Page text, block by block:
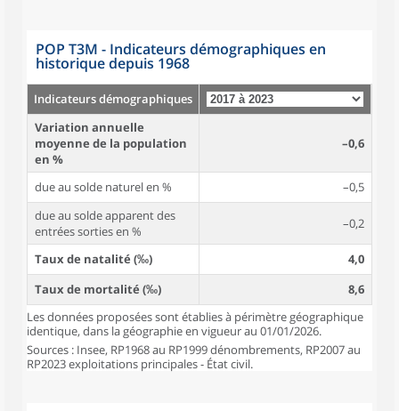
POP T3M - Indicateurs démographiques en
historique depuis 1968
Indicateurs démographiques
Variation annuelle
moyenne de la population
en %
–0,6
due au solde naturel en %
–0,5
due au solde apparent des
entrées sorties en %
–0,2
Taux de natalité (‰)
4,0
Taux de mortalité (‰)
8,6
Les données proposées sont établies à périmètre géographique
identique, dans la géographie en vigueur au 01/01/2026.
Sources : Insee, RP1968 au RP1999 dénombrements, RP2007 au
RP2023 exploitations principales - État civil.